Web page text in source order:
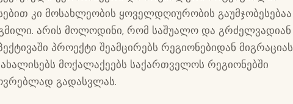
კი მოსახლეობის ყოველდღიურობის გაუმჯობესებაა
არის მოლოდინი, რომ საშუალო და გრძელვადიან
პროექტი შეამცირებს რეგიონებიდან მიგრაციას
მოქალაქეებს საქართველოს რეგიონებში
გადასვლას.